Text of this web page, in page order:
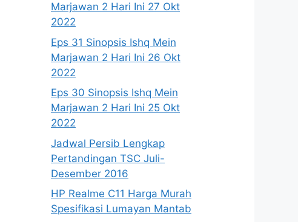
Marjawan 2 Hari Ini 27 Okt
2022
Eps 31 Sinopsis Ishq Mein
Marjawan 2 Hari Ini 26 Okt
2022
Eps 30 Sinopsis Ishq Mein
Marjawan 2 Hari Ini 25 Okt
2022
Jadwal Persib Lengkap
Pertandingan TSC Juli-
Desember 2016
HP Realme C11 Harga Murah
Spesifikasi Lumayan Mantab